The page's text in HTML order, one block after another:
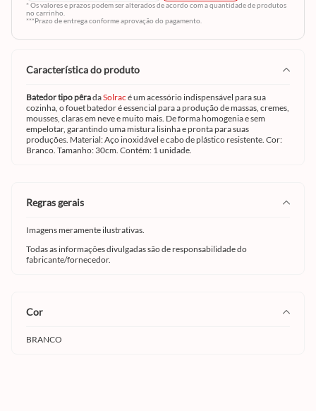
* Os valores e prazos podem ser alterados de acordo com a quantidade de produtos
no carrinho.
***Prazo de entrega conforme aprovação do pagamento.
característica do produto
Batedor tipo pêradaSolrac é um acessório indispensável para sua
cozinha, o fouet batedor é essencial para a produção de massas, cremes,
mousses, claras em neve e muito mais. De forma homogenia e sem
empelotar, garantindo uma mistura lisinha e pronta para suas
produções. Material: Aço inoxidável e cabo de plástico resistente. Cor:
Branco. Tamanho: 30cm. Contém: 1 unidade.
regras gerais
Imagens meramente ilustrativas.
Todas as informações divulgadas são de responsabilidade do
fabricante/fornecedor.
cor
BRANCO